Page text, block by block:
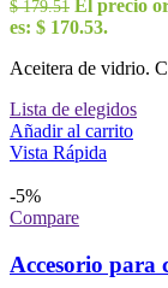
$179.51 El precio
es: $ 170.53.
Aceitera de vidrio.
Lista de elegidos
Añadir al carrito
Vista Rápida
-5%
Compare
Accesorio para